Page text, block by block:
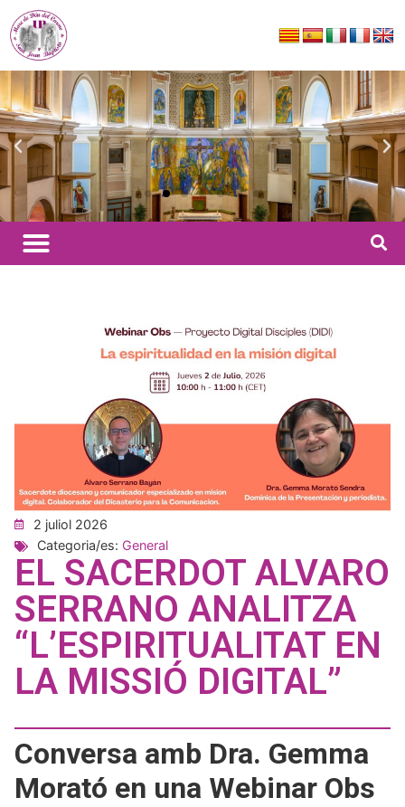
2 juliol 2026
Categoria/es: General
EL SACERDOT ALVARO
SERRANO ANALITZA
“L’ESPIRITUALITAT EN
LA MISSIÓ DIGITAL”
Conversa amb Dra. Gemma
Morató en una Webinar Obs